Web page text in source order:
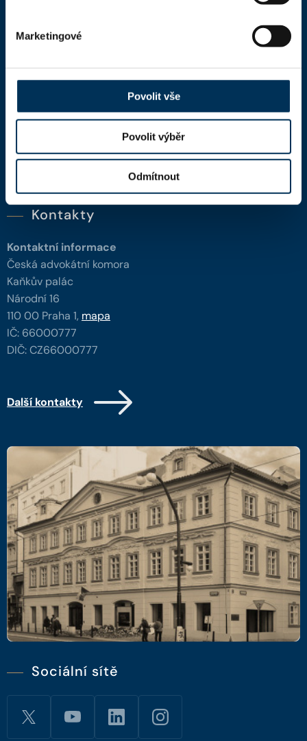
Marketingové
Povolit vše
Povolit výběr
Odmítnout
Aktuality
Dokumenty a formuláře
Advokátní deník
Kontakty
Kontaktní informace
Česká advokátní komora
Kaňkův palác
Národní 16
110 00 Praha 1, mapa
IČ: 66000777
DIČ: CZ66000777
Další kontakty
Sociální sítě